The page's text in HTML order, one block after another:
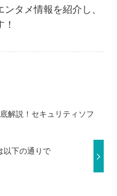
タメ情報を紹介し、
解説！セキュリティソフ
以下の通りで